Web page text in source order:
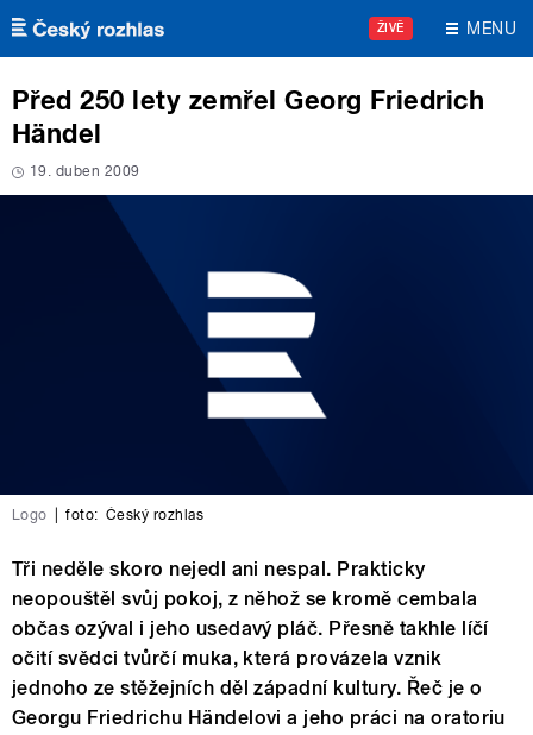
Přejít k hlavnímu obsahu
ŽIVĚ MENU
Před 250 lety zemřel Georg Friedrich
Händel
19. duben 2009
Logo foto: Český rozhlas
Tři neděle skoro nejedl ani nespal. Prakticky
neopouštěl svůj pokoj, z něhož se kromě cembala
občas ozýval i jeho usedavý pláč. Přesně takhle líčí
očití svědci tvůrčí muka, která provázela vznik
jednoho ze stěžejních děl západní kultury. Řeč je o
Georgu Friedrichu Händelovi a jeho práci na oratoriu